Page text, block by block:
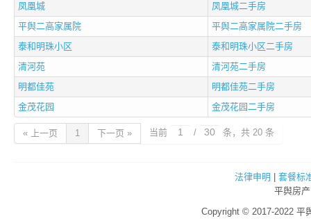
凤凰城
凤凰城二手房
平舆二高家属院
平舆二高家属院二手房
泰和明珠小区
泰和明珠小区二手房
清河苑
清河苑二手房
明都佳苑
明都佳苑二手房
金茂花园
金茂花园二手房
« 上一页 1 下一页 » 当前 / 条，共 20 条
法律申明
套餐标
平舆房
Copyright © 2017-2022 平